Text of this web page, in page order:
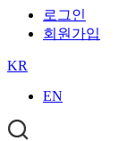
로그인
회원가입
KR
EN